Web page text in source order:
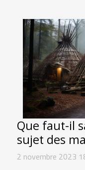
Que faut-il
sujet des
2 novembre 2023